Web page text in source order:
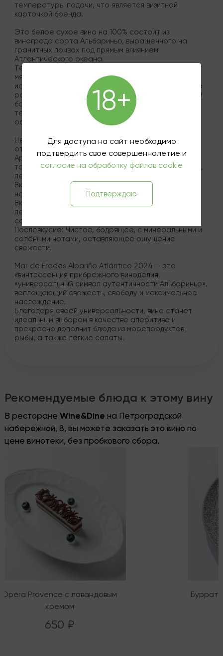
температуры подачи, что является визитной
карточкой бренда.
Это белое сухое вино на 100% состоит из
винограда сорта Альбариньо, выращенного на
гранитных почвах под прямым влиянием
Атлантического океана.
Технология производства включает ручной сбор,
мягкое прессование и ферментацию с
использованием местных диких дрожжей. Ключевую
роль в формировании текстуры играет регулярный
батонаж (перемешивание осадка) каждый час в
течение 10 минут, который придаёт вину гладкость,
объём и изысканную кремовость.
Цвет: Светло-лимонный с яркими искрящимися
отражениями, приглашающий к дегустации.
Аромат: Яркий, живой и богатый, с доминирующими
тонами белых цветов, яблока, груши, морской соли,
персика и ананаса.
Вкус: Среднетелый, освежающий и хрустящий, с
нотками лимонной цедры и яркой кислотностью.
Вкусовая палитра раскрывается оттенками
персика, цитрусовых и зеленого яблока с лёгким
солоноватым отливом.
Послевкусие: Чистое, бодрящее, с минеральными и
солёными нотами, оставляющее ощущение
свежести.
Mar de Frades Albariño Atlántico 2024 — это
квинтэссенция прибрежного виноделия,
«универсальный символ аутентичности Альбариньо»,
воплощающий свежесть, свободу и максимальное
наслаждение.
Благодаря своей универсальности, вино станет
идеальным выбором в качестве аперитива и
прекрасно дополнит блюда из морепродуктов,
рыбы, а также лёгкие салаты.
Рекомендуемые блюда к этому вину
В ресторане Wine&Dine на Петроградской
набережной, 8, вы можете заказать это вино по
цене винотеки, без пробкового сбора.
Opera Provence с лавандовым
кремом
650 ₽
18+
Для доступа на сайт необходимо
подтвердить свое совершеннолетие и
согласие на обработку файлов cookie
Подтверждаю